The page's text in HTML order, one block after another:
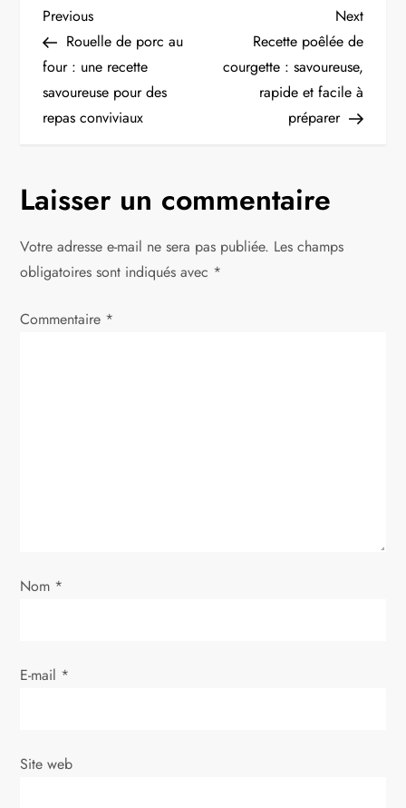
N
a
v
g
a
t
i
’
r
Previous
Post
Previous
Rouelle de porc au
four : une recette
savoureuse pour des
repas conviviaux
Next
Post
Next
Recette poêlée de
courgette : savoureuse,
rapide et facile à
préparer
Laisser un commentaire
Votre adresse e-mail ne sera pas publiée. Les champs
obligatoires sont indiqués avec *
Commentaire *
Nom *
E-mail *
Site web